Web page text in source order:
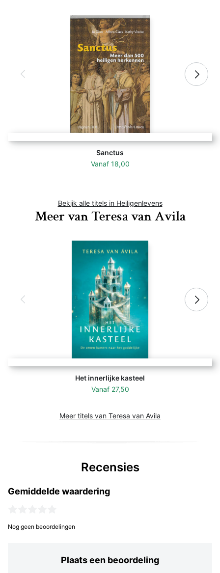
Sanctus
Vanaf 18,00
Bekijk alle titels in Heiligenlevens
Meer van Teresa van Avila
Het innerlijke kasteel
Vanaf 27,50
Meer titels van Teresa van Avila
Recensies
Gemiddelde waardering
Nog geen beoordelingen
Plaats een beoordeling